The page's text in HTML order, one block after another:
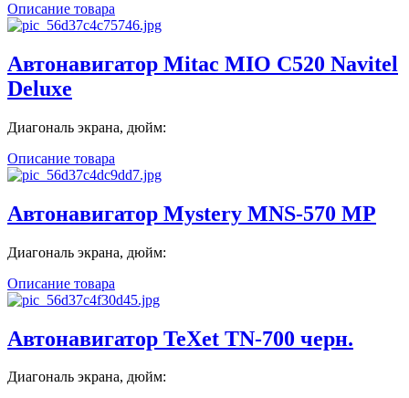
Описание товара
Автонавигатор Mitac MIO C520 Navitel
Deluxe
Диагональ экрана, дюйм:
Описание товара
Автонавигатор Mystery MNS-570 MP
Диагональ экрана, дюйм:
Описание товара
Автонавигатор TeXet TN-700 черн.
Диагональ экрана, дюйм: